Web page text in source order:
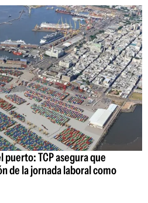
TCP asegura que
de la jornada laboral como